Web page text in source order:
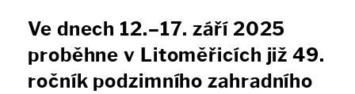
Ve dnech 12.–17. září 2025
proběhne v Litoměřicích již 49.
ročník podzimního zahradního